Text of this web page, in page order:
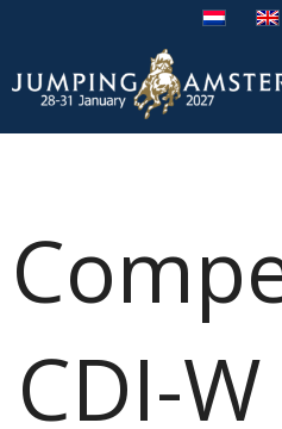
CDI-